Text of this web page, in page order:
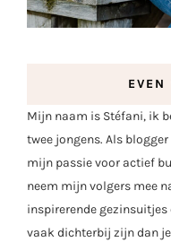
EVEN
Mijn naam is Stéfani, ik
twee jongens. Als
mijn passie voor actief
neem mijn volgers mee
inspirerende
vaak dichterbij zijn dan